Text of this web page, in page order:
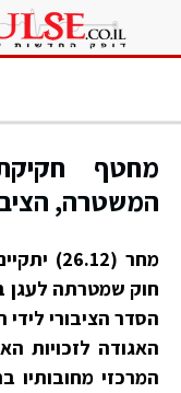
מחטף
המשטרה,
מחר
חוק שמטרתה
הסדר הציבורי
האגודה לזכויות
המרכזי מחובותיו